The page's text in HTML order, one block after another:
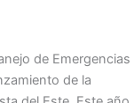
de Emergencias
de la